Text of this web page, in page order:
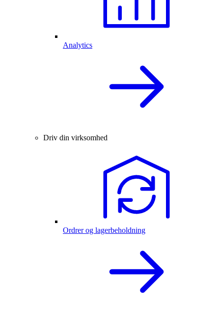
Analytics
Driv din virksomhed
Ordrer og lagerbeholdning